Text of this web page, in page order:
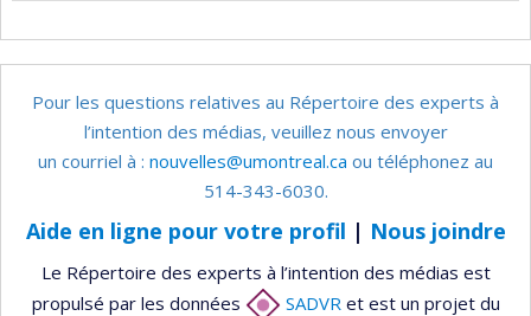
Pour les questions relatives au Répertoire des experts à
l’intention des médias, veuillez nous envoyer
un courriel à : nouvelles@umontreal.ca ou téléphonez au
514-343-6030.
Aide en ligne pour votre profil | Nous joindre
Le Répertoire des experts à l’intention des médias est
propulsé par les données
SADVR et est un projet du